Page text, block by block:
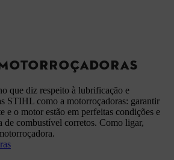
que diz respeito à lubrificação e
STIHL como a motorroçadoras: garantir
e o motor estão em perfeitas condições e
de combustível corretos. Como ligar,